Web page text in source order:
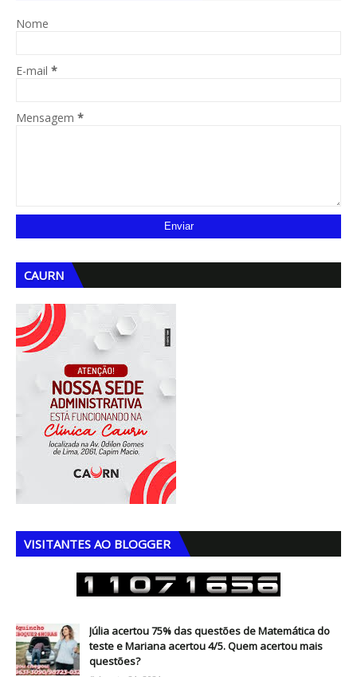
Nome
E-mail *
Mensagem *
CAURN
VISITANTES AO BLOGGER
Júlia acertou 75% das questões de Matemática do
teste e Mariana acertou 4/5. Quem acertou mais
questões?